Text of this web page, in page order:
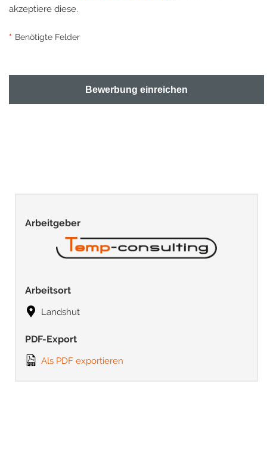
akzeptiere diese.
* Benötigte Felder
Bewerbung einreichen
Arbeitgeber
Arbeitsort
Landshut
PDF-Export
Als PDF exportieren